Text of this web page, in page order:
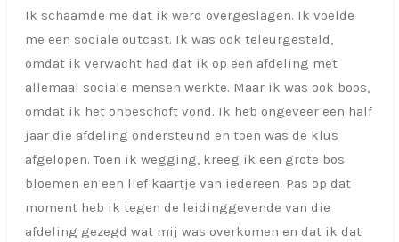
Ik schaamde me dat ik werd overgeslagen. Ik voelde
me een sociale outcast. Ik was ook teleurgesteld,
omdat ik verwacht had dat ik op een afdeling met
allemaal sociale mensen werkte. Maar ik was ook boos,
omdat ik het onbeschoft vond. Ik heb ongeveer een half
jaar die afdeling ondersteund en toen was de klus
afgelopen. Toen ik wegging, kreeg ik een grote bos
bloemen en een lief kaartje van iedereen. Pas op dat
moment heb ik tegen de leidinggevende van die
afdeling gezegd wat mij was overkomen en dat ik dat